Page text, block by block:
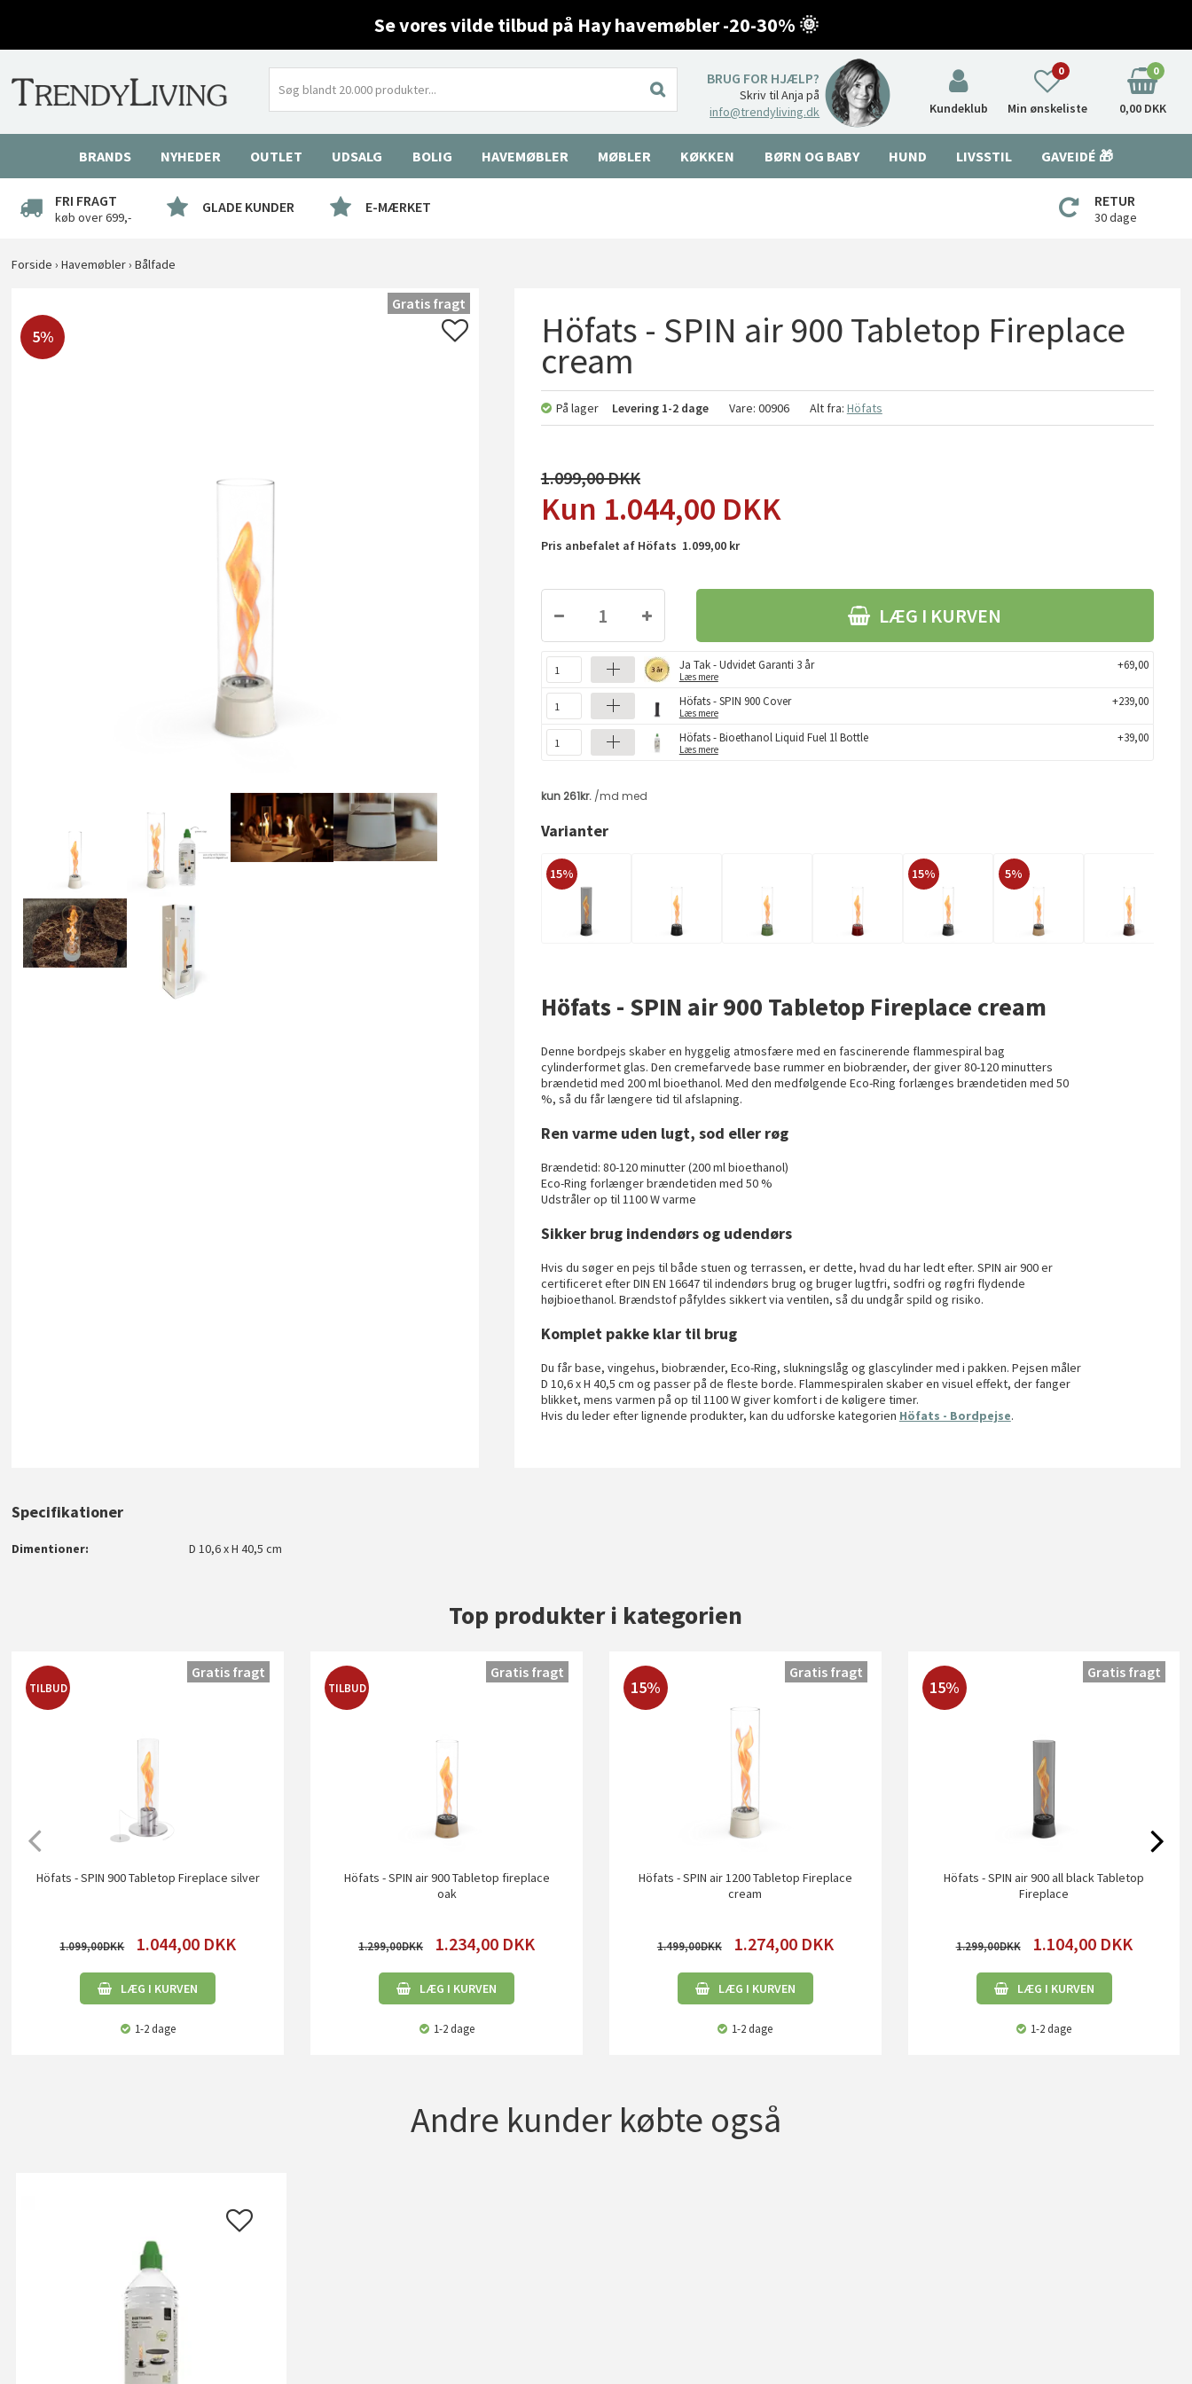
Se vores vilde tilbud på Hay havemøbler -20-30% 🌞
BRUG FOR HJÆLP?
Skriv til Anja på
info@trendyliving.dk
Kundeklub Min ønskeliste
0 0
0,00 DKK
BRANDS NYHEDER OUTLET UDSALG BOLIG HAVEMØBLER MØBLER KØKKEN BØRN OG BABY HUND LIVSSTIL GAVEIDÉ 🎁
FRI FRAGT
køb over 699,-
GLADE KUNDER E-MÆRKET RETUR
30 dage
Forside ›Havemøbler›Bålfade
5%
Gratis fragt
Höfats - SPIN air 900 Tabletop Fireplace
cream
På lager Levering 1-2 dage Vare: 00906 Alt fra: Höfats
1.099,00
1.044,00 DKK
Pris anbefalet af Höfats 1.099,00 kr
LÆG I KURVEN
Ja Tak - Udvidet Garanti 3 år
Læs mere
+69,00
Höfats - SPIN 900 Cover
Læs mere
+239,00
Höfats - Bioethanol Liquid Fuel 1l Bottle
Læs mere
+39,00
Varianter
15% 15% 5%
Höfats - SPIN air 900 Tabletop Fireplace cream
Denne bordpejs skaber en hyggelig atmosfære med en fascinerende flammespiral bag
cylinderformet glas. Den cremefarvede base rummer en biobrænder, der giver 80-120 minutters
brændetid med 200 ml bioethanol. Med den medfølgende Eco-Ring forlænges brændetiden med 50
%, så du får længere tid til afslapning.
Ren varme uden lugt, sod eller røg
Brændetid: 80-120 minutter (200 ml bioethanol)
Eco-Ring forlænger brændetiden med 50 %
Udstråler op til 1100 W varme
Sikker brug indendørs og udendørs
Hvis du søger en pejs til både stuen og terrassen, er dette, hvad du har ledt efter. SPIN air 900 er
certificeret efter DIN EN 16647 til indendørs brug og bruger lugtfri, sodfri og røgfri flydende
højbioethanol. Brændstof påfyldes sikkert via ventilen, så du undgår spild og risiko.
Komplet pakke klar til brug
Du får base, vingehus, biobrænder, Eco-Ring, slukningslåg og glascylinder med i pakken. Pejsen måler
D 10,6 x H 40,5 cm og passer på de fleste borde. Flammespiralen skaber en visuel effekt, der fanger
blikket, mens varmen på op til 1100 W giver komfort i de køligere timer.
Hvis du leder efter lignende produkter, kan du udforske kategorien Höfats - Bordpejse.
Specifikationer
Dimentioner D 10,6 x H 40,5 cm
Top produkter i kategorien
TILBUD
Höfats - SPIN 900 Tabletop Fireplace silver
1.099,00 1.044,00 DKK
LÆG I KURVEN
1-2 dage
Gratis fragt
TILBUD
Höfats - SPIN air 900 Tabletop fireplace
oak
1.299,00 1.234,00 DKK
LÆG I KURVEN
1-2 dage
Gratis fragt
15%
Höfats - SPIN air 1200 Tabletop Fireplace
cream
1.499,00 1.274,00 DKK
LÆG I KURVEN
1-2 dage
Gratis fragt
15%
Höfats - SPIN air 900 all black Tabletop
Fireplace
1.299,00 1.104,00 DKK
LÆG I KURVEN
1-2 dage
Gratis fragt
Andre kunder købte også